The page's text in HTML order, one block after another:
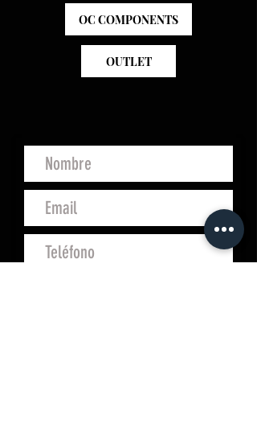
OC COMPONENTS
OUTLET